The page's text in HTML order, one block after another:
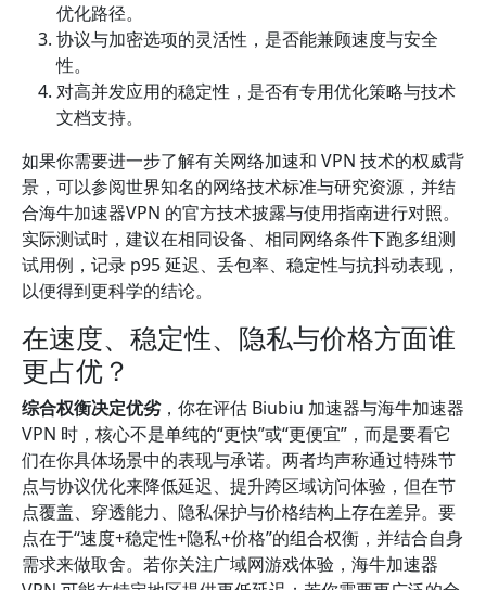
优化路径。
协议与加密选项的灵活性，是否能兼顾速度与安全
性。
对高并发应用的稳定性，是否有专用优化策略与技术
文档支持。
如果你需要进一步了解有关网络加速和 VPN 技术的权威背
景，可以参阅世界知名的网络技术标准与研究资源，并结
合海牛加速器VPN 的官方技术披露与使用指南进行对照。
实际测试时，建议在相同设备、相同网络条件下跑多组测
试用例，记录 p95 延迟、丢包率、稳定性与抗抖动表现，
以便得到更科学的结论。
在速度、稳定性、隐私与价格方面谁
更占优？
综合权衡决定优劣，你在评估 Biubiu 加速器与海牛加速器
VPN 时，核心不是单纯的“更快”或“更便宜”，而是要看它
们在你具体场景中的表现与承诺。两者均声称通过特殊节
点与协议优化来降低延迟、提升跨区域访问体验，但在节
点覆盖、穿透能力、隐私保护与价格结构上存在差异。要
点在于“速度+稳定性+隐私+价格”的组合权衡，并结合自身
需求来做取舍。若你关注广域网游戏体验，海牛加速器